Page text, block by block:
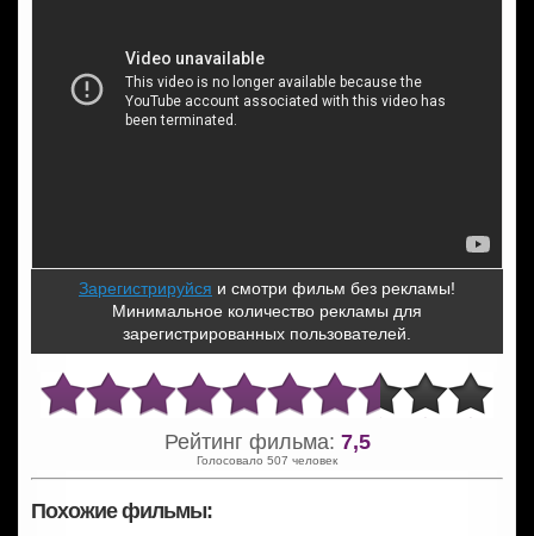
Зарегистрируйся и смотри фильм без рекламы!
Минимальное количество рекламы для
зарегистрированных пользователей.
Рейтинг фильма: 7,5
Голосовало 507 человек
Похожие фильмы: